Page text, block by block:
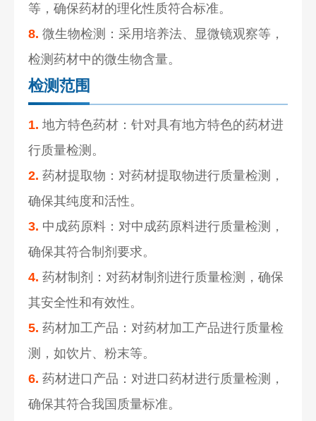
等，确保药材的理化性质符合标准。
8. 微生物检测：采用培养法、显微镜观察等，
检测药材中的微生物含量。
检测范围
1. 地方特色药材：针对具有地方特色的药材进
行质量检测。
2. 药材提取物：对药材提取物进行质量检测，
确保其纯度和活性。
3. 中成药原料：对中成药原料进行质量检测，
确保其符合制剂要求。
4. 药材制剂：对药材制剂进行质量检测，确保
其安全性和有效性。
5. 药材加工产品：对药材加工产品进行质量检
测，如饮片、粉末等。
6. 药材进口产品：对进口药材进行质量检测，
确保其符合我国质量标准。